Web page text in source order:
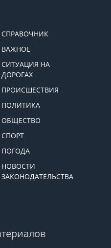
СПРАВОЧНИК
ВАЖНОЕ
СИТУАЦИЯ НА
ДОРОГАХ
ПРОИСШЕСТВИЯ
ПОЛИТИКА
ОБЩЕСТВО
СПОРТ
ПОГОДА
НОВОСТИ
ЗАКОНОДАТЕЛЬСТВА